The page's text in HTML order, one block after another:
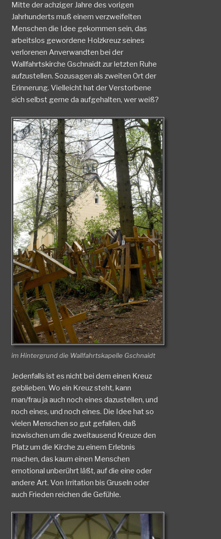
Mitte der achziger Jahre des vorigen
Jahrhunderts muß einem verzweifelten
Menschen die Idee gekommen sein, das
arbeitslos gewordene Holzkreuz seines
verlorenen Anverwandten bei der
Wallfahrtskirche Gschnaidt zur letzten Ruhe
aufzustellen. Sozusagen als zweiten Ort der
Erinnerung. Vielleicht hat der Verstorbene
sich selbst gerne da aufgehalten, wer weiß?
im Hintergrund die Wallfahrtskapelle Gschnaidt
Jedenfalls ist es nicht bei dem einen Kreuz
geblieben. Wo ein Kreuz steht, kann
man/frau ja auch noch eines dazustellen, und
noch eines, und noch eines. Die Idee hat so
vielen Menschen so gut gefallen, daß
inzwischen um die zweitausend Kreuze den
Platz um die Kirche zu einem Erlebnis
machen, das kaum einen Menschen
emotional unberührt läßt, auf die eine oder
andere Art. Von Irritation bis Gruseln oder
auch Frieden reichen die Gefühle.